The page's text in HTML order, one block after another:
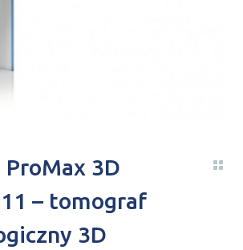
ProMax 3D
– tomograf
3D